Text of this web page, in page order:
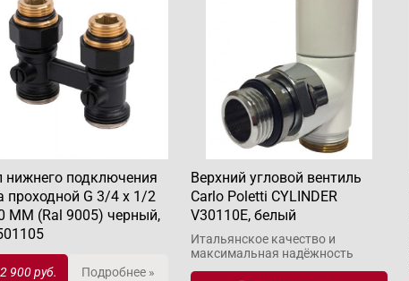
нижнего подключения
проходной G 3/4 x 1/2
MM (Ral 9005) черный,
2 900 руб. Подробнее »
Верхний угловой вентиль
Carlo Poletti CYLINDER
V30110E, белый
Итальянское качество и
макcимальная надёжность